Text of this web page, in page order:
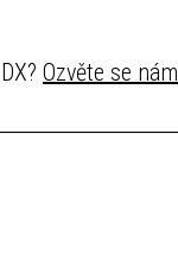
Ozvěte se nám